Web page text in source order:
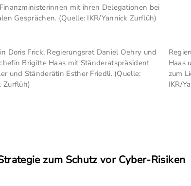
mit ihren Delegationen bei
Gesprächen. (Quelle: IKR/Yannick Zurflüh)
Doris Frick, Regierungsrat Daniel Oehry und
Brigitte Haas mit Ständeratspräsident
und Ständerätin Esther Friedli. (Quelle:
Zurflüh)
Haas
zum
IKR/
zum Schutz vor Cyber-Risiken